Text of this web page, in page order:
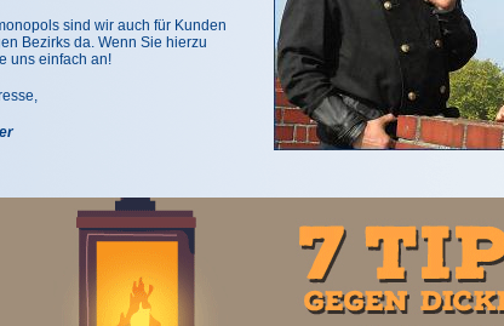
sind wir auch für Kunden
Bezirks da. Wenn Sie hierzu
uns einfach an!